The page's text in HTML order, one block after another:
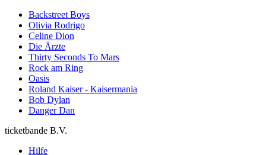
Backstreet Boys
Olivia Rodrigo
Celine Dion
Die Ärzte
Thirty Seconds To Mars
Rock am Ring
Oasis
Roland Kaiser - Kaisermania
Bob Dylan
Danger Dan
ticketbande B.V.
Hilfe